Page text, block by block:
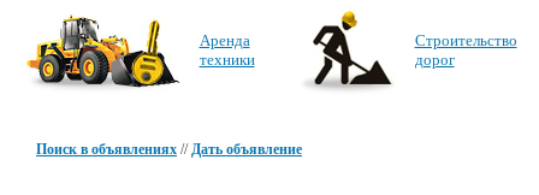
Аренда
техники
Строительство
дорог
Поиск в объявлениях //Дать объявление